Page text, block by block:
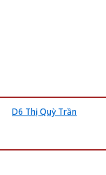
D6 Thị Quỳ Trần